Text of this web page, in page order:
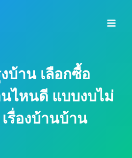
บ้าน เลือกซื้อ
นไหนดี แบบงบไม่
รื่องบ้านบ้าน